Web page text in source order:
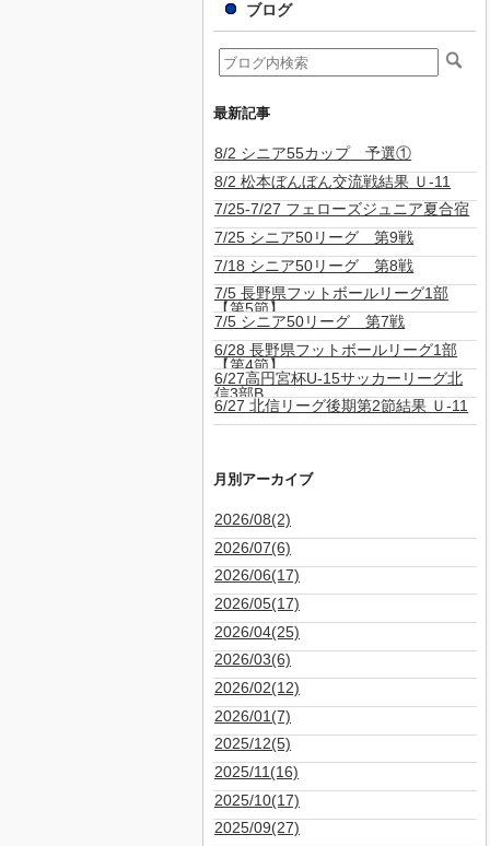
ブログ
最新記事
8/2 シニア55カップ 予選①
8/2 松本ぼんぼん交流戦結果 Ｕ-11
7/25-7/27 フェローズジュニア夏合宿
7/25 シニア50リーグ 第9戦
7/18 シニア50リーグ 第8戦
7/5 長野県フットボールリーグ1部
7/5 シニア50リーグ 第7戦
6/28 長野県フットボールリーグ1部
6/27高円宮杯U-15サッカーリーグ北
6/27 北信リーグ後期第2節結果 Ｕ-11
月別アーカイブ
2026/08(2)
2026/07(6)
2026/06(17)
2026/05(17)
2026/04(25)
2026/03(6)
2026/02(12)
2026/01(7)
2025/12(5)
2025/11(16)
2025/10(17)
2025/09(27)